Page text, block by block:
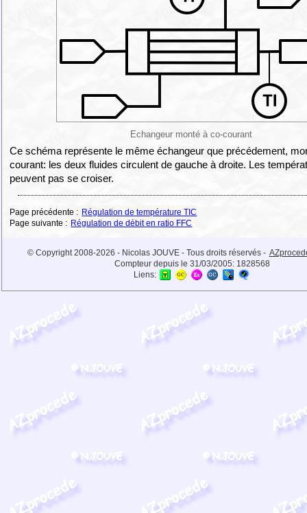
Echangeur monté à co-courant
Ce schéma représente le même échangeur que précédement,
courant: les deux fluides circulent de gauche à droite. Les
peuvent pas se croiser.
Page précédente : Régulation de température TIC
Page suivante : Régulation de débit en ratio FFC
© Copyright 2008-2026 - Nicolas JOUVE - Tous droits réservés -
Compteur depuis le 31/03/2005: 1828568
Liens: